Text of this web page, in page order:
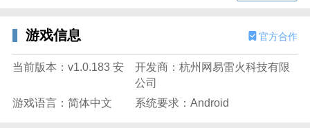
游戏信息 官方合作
当前版本：v1.0.183 安
开发商：杭州网易雷火科技有限
公司
游戏语言：简体中文
系统要求：Android